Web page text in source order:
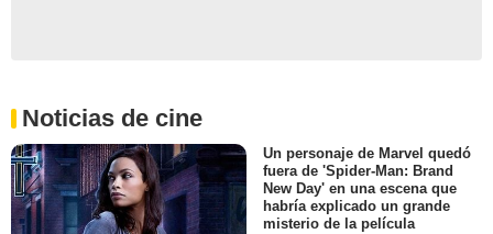
Noticias de cine
Un personaje de Marvel quedó
fuera de 'Spider-Man: Brand
New Day' en una escena que
habría explicado un grande
misterio de la película